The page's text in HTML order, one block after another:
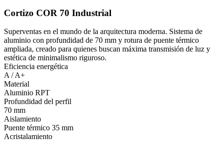
Cortizo COR 70 Industrial
Superventas en el mundo de la arquitectura moderna. Sistema de
aluminio con profundidad de 70 mm y rotura de puente térmico
ampliada, creado para quienes buscan máxima transmisión de luz y
estética de minimalismo riguroso.
Eficiencia energética
A / A+
Material
Aluminio RPT
Profundidad del perfil
70 mm
Aislamiento
Puente térmico 35 mm
Acristalamiento